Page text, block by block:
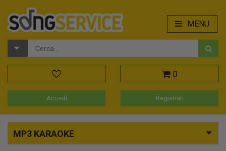
MENU
0
Accedi Registrati
MP3 KARAOKE